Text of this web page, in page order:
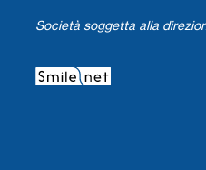
Società soggetta alla